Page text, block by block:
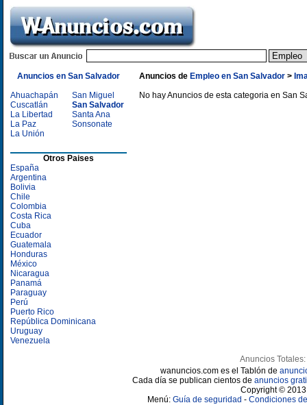
Anuncios en San Salvador
Ahuachapán
Cuscatlán
La Libertad
La Paz
La Unión
San Miguel
San Salvador
Santa Ana
Sonsonate
Otros Paises
España
Argentina
Bolivia
Chile
Colombia
Costa Rica
Cuba
Ecuador
Guatemala
Honduras
México
Nicaragua
Panamá
Paraguay
Perú
Puerto Rico
República Dominicana
Uruguay
Venezuela
Anuncios de Empleo en San Salvador >
No hay Anuncios de esta categoria en San
Anuncios Totales:
wanuncios.com es el Tablón de
Cada día se publican cientos de anuncios
Copyright ©
Menú: Guía de seguridad - Condiciones